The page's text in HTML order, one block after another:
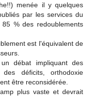
menée il y quelques
par les services du
% des redoublements
est l'équivalent de
débat impliquant des
déficits, orthodoxie
être reconsidérée.
plus vaste et devrait